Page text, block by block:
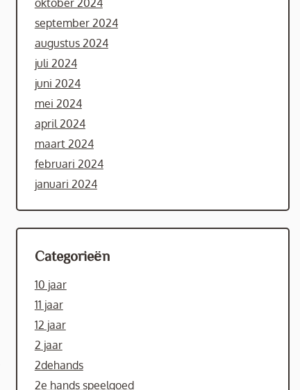
oktober 2024
september 2024
augustus 2024
juli 2024
juni 2024
mei 2024
april 2024
maart 2024
februari 2024
januari 2024
Categorieën
10 jaar
11 jaar
12 jaar
2 jaar
2dehands
2e hands speelgoed